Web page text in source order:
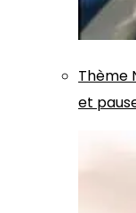
Thème
et